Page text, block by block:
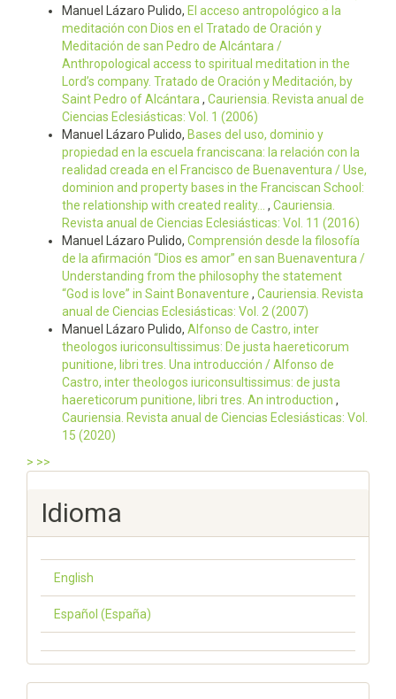
Manuel Lázaro Pulido, El acceso antropológico a la
meditación con Dios en el Tratado de Oración y
Meditación de san Pedro de Alcántara /
Anthropological access to spiritual meditation in the
Lord’s company. Tratado de Oración y Meditación, by
Saint Pedro of Alcántara , Cauriensia. Revista anual de
Ciencias Eclesiásticas: Vol. 1 (2006)
Manuel Lázaro Pulido, Bases del uso, dominio y
propiedad en la escuela franciscana: la relación con la
realidad creada en el Francisco de Buenaventura / Use,
dominion and property bases in the Franciscan School:
the relationship with created reality... , Cauriensia.
Revista anual de Ciencias Eclesiásticas: Vol. 11 (2016)
Manuel Lázaro Pulido, Comprensión desde la filosofía
de la afirmación “Dios es amor” en san Buenaventura /
Understanding from the philosophy the statement
“God is love” in Saint Bonaventure , Cauriensia. Revista
anual de Ciencias Eclesiásticas: Vol. 2 (2007)
Manuel Lázaro Pulido, Alfonso de Castro, inter
theologos iuriconsultissimus: De justa haereticorum
punitione, libri tres. Una introducción / Alfonso de
Castro, inter theologos iuriconsultissimus: de justa
haereticorum punitione, libri tres. An introduction ,
Cauriensia. Revista anual de Ciencias Eclesiásticas: Vol.
15 (2020)
> >>
Idioma
English
Español (España)